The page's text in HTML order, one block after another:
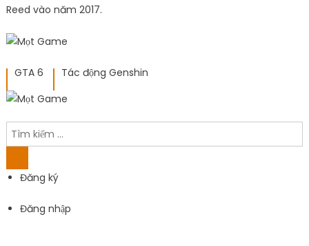
Reed vào năm 2017.
GTA 6 Tác động Genshin
Đăng ký
Đăng nhập